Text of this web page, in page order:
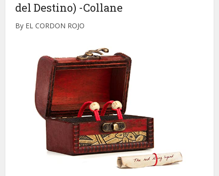
del Destino) -Collane
By EL CORDON ROJO